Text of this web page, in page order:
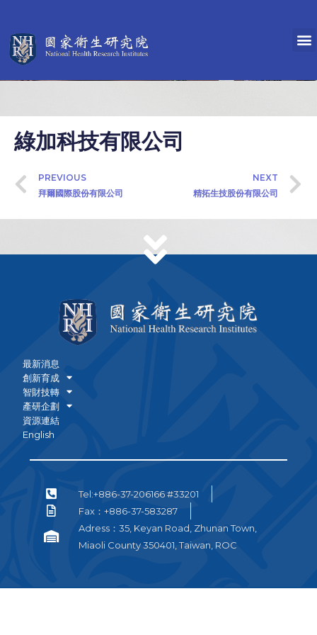
綠加科技有限公司
PREVIOUS
拜爾國際股份有限公司
NEXT
精拓生技股份有限公司
最新消息
創新育成
智財技轉
產研企劃
資源連結
English
Tel:+886-37-206166 #33201
Fax：+886-37-583287
Adress：35, Keyan Road, Zhunan Town,
Miaoli County 350401, Taiwan, ROC